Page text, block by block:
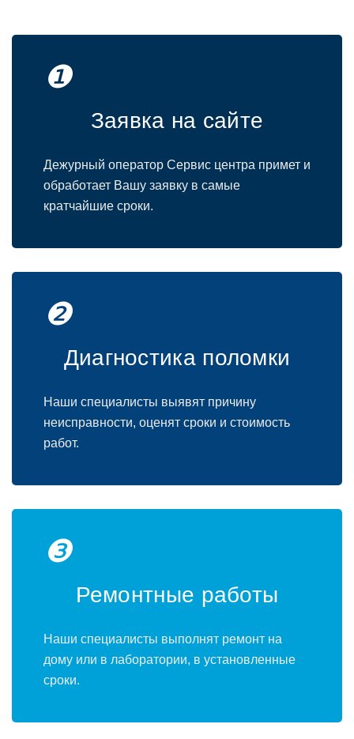
❶
Заявка на сайте
Дежурный оператор Сервис центра примет и
обработает Вашу заявку в самые
кратчайшие сроки.
❷
Диагностика поломки
Наши специалисты выявят причину
неисправности, оценят сроки и стоимость
работ.
❸
Ремонтные работы
Наши специалисты выполнят ремонт на
дому или в лаборатории, в установленные
сроки.